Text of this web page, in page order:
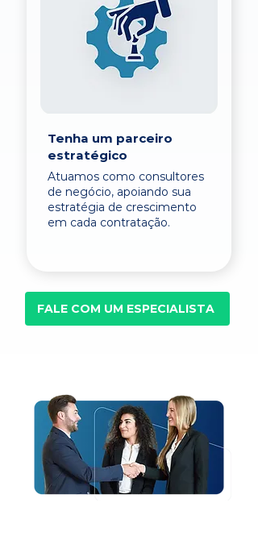
Tenha um parceiro
estratégico
Atuamos como consultores
de negócio, apoiando sua
estratégia de crescimento
em cada contratação.
FALE COM UM ESPECIALISTA